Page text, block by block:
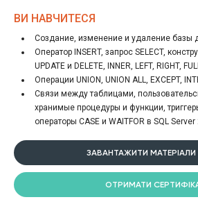
ВИ НАВЧИТЕСЯ
Создание, изменение и удаление базы
Оператор INSERT, запрос SELECT,
UPDATE и DELETE, INNER, LEFT, RIGHT,
Операции UNION, UNION ALL, EXCEPT,
Связи между таблицами,
хранимые процедуры и функции,
операторы CASE и WAITFOR в SQL
ЗАВАНТАЖИТИ МАТЕРІАЛИ
ОТРИМАТИ